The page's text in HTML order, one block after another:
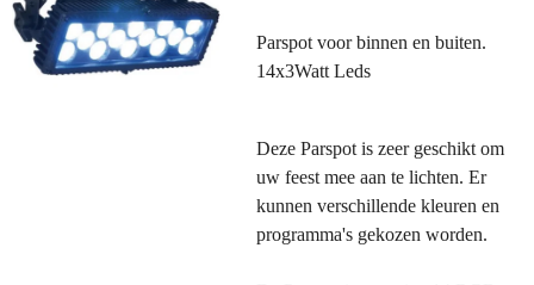
Parspot voor binnen en buiten.
14x3Watt Leds
Deze Parspot is zeer geschikt om
uw feest mee aan te lichten. Er
kunnen verschillende kleuren en
programma's gekozen worden.